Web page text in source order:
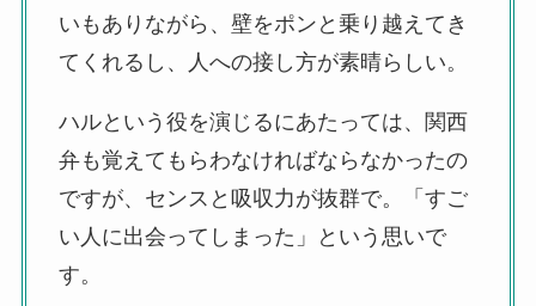
いもありながら、壁をポンと乗り越えてき
てくれるし、人への接し方が素晴らしい。
ハルという役を演じるにあたっては、関西
弁も覚えてもらわなければならなかったの
ですが、センスと吸収力が抜群で。「すご
い人に出会ってしまった」という思いで
す。